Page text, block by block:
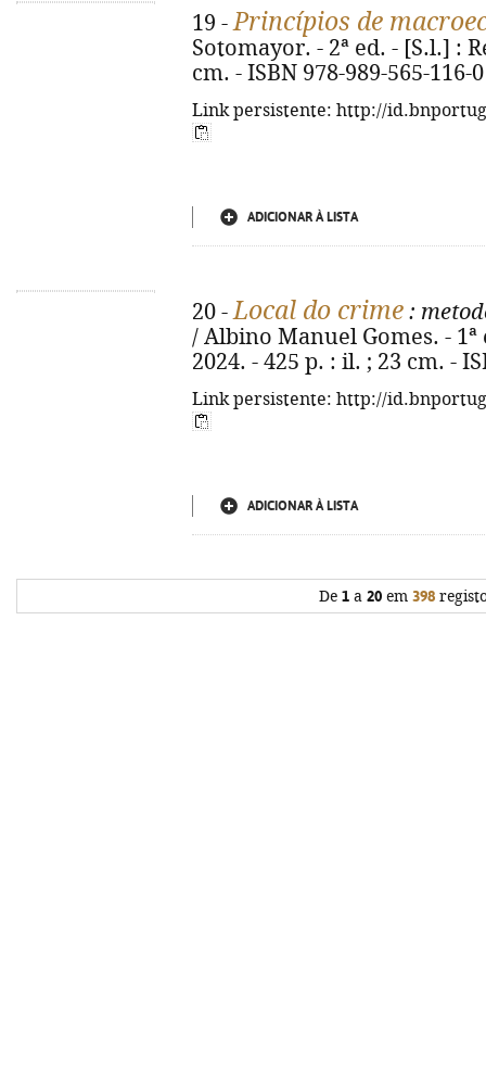
19 -Princípios de
Sotomayor. - 2ª ed. - [S.l.] :
cm. - ISBN 978-989-565-116-0
Link persistente: http://
ADICIONAR À LISTA
20 -Local do crime :
/ Albino Manuel Gomes. -
2024. - 425 p. : il. ; 23 cm. -
Link persistente: http://
ADICIONAR À LISTA
De 1 a 20 em 398